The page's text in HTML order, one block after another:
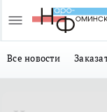
Все новости